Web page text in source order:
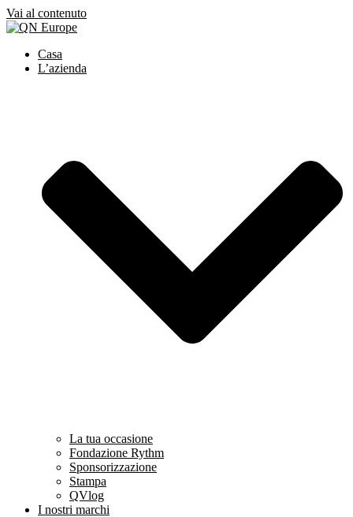
Vai al contenuto
Casa
L’azienda
La tua occasione
Fondazione Rythm
Sponsorizzazione
Stampa
QVlog
I nostri marchi